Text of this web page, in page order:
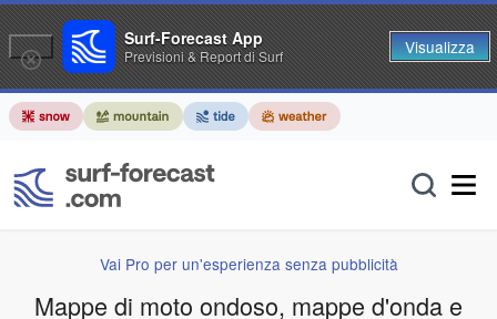
Vai Pro per un'esperienza senza pubblicità
Mappe di moto ondoso, mappe d'onda e
Surf-Forecast App
Previsioni & Report di Surf Visualizza